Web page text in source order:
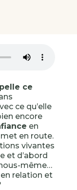
ce
ce qu’elle
encore
en
met en route.
vivantes
et d’abord
même…
relation et